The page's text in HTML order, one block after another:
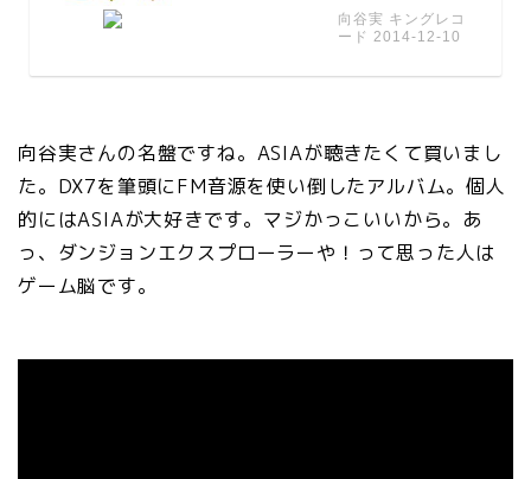
向谷実 キングレコ
ード 2014-12-10
向谷実さんの名盤ですね。ASIAが聴きたくて買いまし
た。DX7を筆頭にFM音源を使い倒したアルバム。個人
的にはASIAが大好きです。マジかっこいいから。あ
っ、ダンジョンエクスプローラーや！って思った人は
ゲーム脳です。